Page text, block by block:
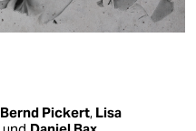
Bernd Pickert, Lisa